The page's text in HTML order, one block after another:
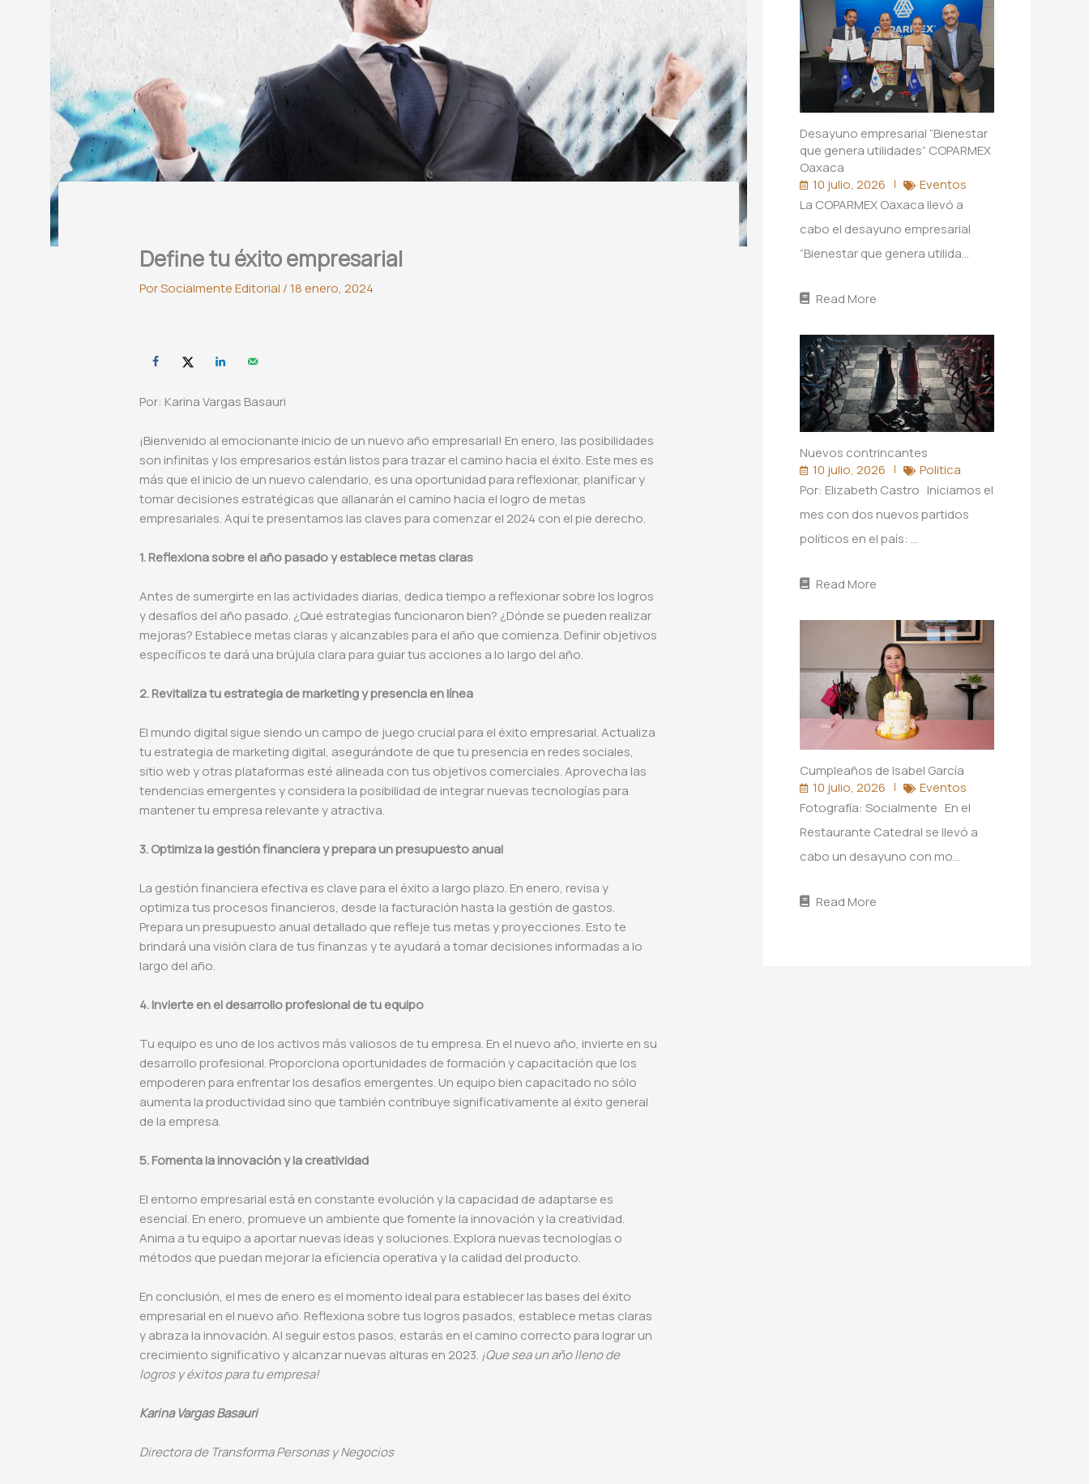
Define tu éxito empresarial
PorSocialmente Editorial /18 enero, 2024
Por: Karina Vargas Basauri
¡Bienvenido al emocionante inicio de un nuevo año empresarial! En enero, las posibilidades
son infinitas y los empresarios están listos para trazar el camino hacia el éxito. Este mes es
más que el inicio de un nuevo calendario, es una oportunidad para reflexionar, planificar y
tomar decisiones estratégicas que allanarán el camino hacia el logro de metas
empresariales. Aquí te presentamos las claves para comenzar el 2024 con el pie derecho.
1. Reflexiona sobre el año pasado y establece metas claras
Antes de sumergirte en las actividades diarias, dedica tiempo a reflexionar sobre los logros
y desafíos del año pasado. ¿Qué estrategias funcionaron bien? ¿Dónde se pueden realizar
mejoras? Establece metas claras y alcanzables para el año que comienza. Definir objetivos
específicos te dará una brújula clara para guiar tus acciones a lo largo del año.
2. Revitaliza tu estrategia de marketing y presencia en línea
El mundo digital sigue siendo un campo de juego crucial para el éxito empresarial. Actualiza
tu estrategia de marketing digital, asegurándote de que tu presencia en redes sociales,
sitio web y otras plataformas esté alineada con tus objetivos comerciales. Aprovecha las
tendencias emergentes y considera la posibilidad de integrar nuevas tecnologías para
mantener tu empresa relevante y atractiva.
3. Optimiza la gestión financiera y prepara un presupuesto anual
La gestión financiera efectiva es clave para el éxito a largo plazo. En enero, revisa y
optimiza tus procesos financieros, desde la facturación hasta la gestión de gastos.
Prepara un presupuesto anual detallado que refleje tus metas y proyecciones. Esto te
brindará una visión clara de tus finanzas y te ayudará a tomar decisiones informadas a lo
largo del año.
4. Invierte en el desarrollo profesional de tu equipo
Tu equipo es uno de los activos más valiosos de tu empresa. En el nuevo año, invierte en su
desarrollo profesional. Proporciona oportunidades de formación y capacitación que los
empoderen para enfrentar los desafíos emergentes. Un equipo bien capacitado no sólo
aumenta la productividad sino que también contribuye significativamente al éxito general
de la empresa.
5. Fomenta la innovación y la creatividad
El entorno empresarial está en constante evolución y la capacidad de adaptarse es
esencial. En enero, promueve un ambiente que fomente la innovación y la creatividad.
Anima a tu equipo a aportar nuevas ideas y soluciones. Explora nuevas tecnologías o
métodos que puedan mejorar la eficiencia operativa y la calidad del producto.
En conclusión, el mes de enero es el momento ideal para establecer las bases del éxito
empresarial en el nuevo año. Reflexiona sobre tus logros pasados, establece metas claras
y abraza la innovación. Al seguir estos pasos, estarás en el camino correcto para lograr un
crecimiento significativo y alcanzar nuevas alturas en 2023. ¡Que sea un año lleno de
logros y éxitos para tu empresa!
Karina Vargas Basauri
Directora de Transforma Personas y Negocios
Desayuno empresarial “Bienestar
que genera utilidades” COPARMEX
Oaxaca
10 julio, 2026
Eventos
La COPARMEX Oaxaca llevó a
cabo el desayuno empresarial
“Bienestar que genera utilida…
Read More
Nuevos contrincantes
10 julio, 2026
Politica
Por: Elizabeth Castro Iniciamos el
mes con dos nuevos partidos
políticos en el país: …
Read More
Cumpleaños de Isabel García
10 julio, 2026
Eventos
Fotografía: Socialmente En el
Restaurante Catedral se llevó a
cabo un desayuno con mo…
Read More